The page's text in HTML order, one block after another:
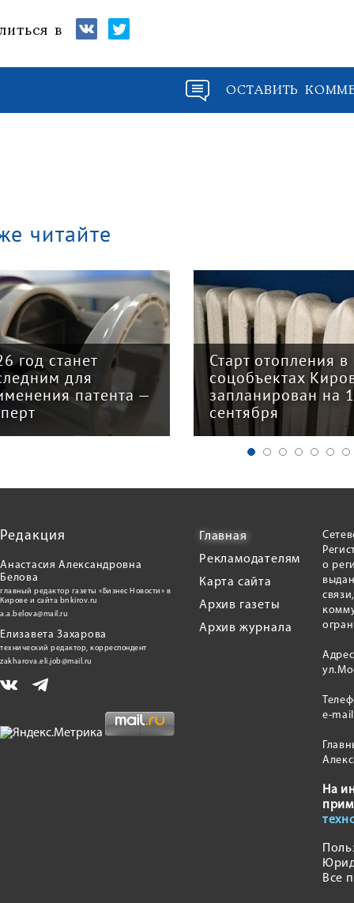
в
ОСТАВИТЬ
читайте
год станет
для
патента —
Старт отопления в
соцобъектах
запланирован на
сентября
Редакция
Анастасия Александровна
Белова
главный редактор газеты «Бизнес Новости» в
Кирове и сайта bnkirov.ru
a.a.belova@mail.ru
Елизавета Захарова
технический редактор, корреспондент
zakharova.eli.job@mail.ru
Главная
Рекламодателям
Карта сайта
Архив газеты
Архив журнала
о
e-
На
Все